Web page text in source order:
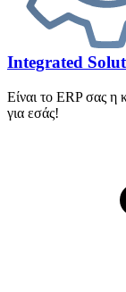
Integrated
Είναι το ERP σας η
για εσάς!